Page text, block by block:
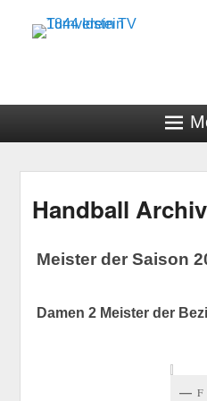
Turnverein
Handball
Meister der Saison
Damen 2 Meister der
F